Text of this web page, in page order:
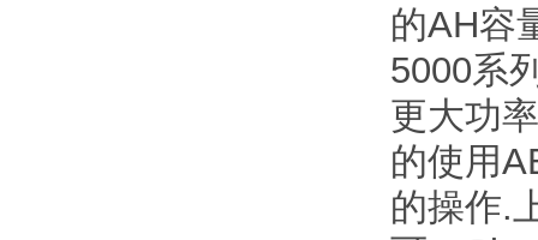
的AH容
5000系
更大功
的使用
的操作.